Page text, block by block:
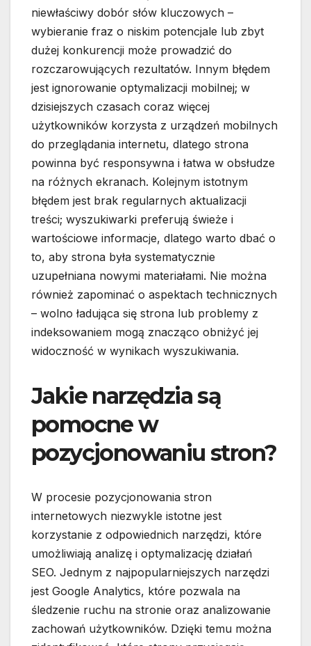
niewłaściwy dobór słów kluczowych –
wybieranie fraz o niskim potencjale lub zbyt
dużej konkurencji może prowadzić do
rozczarowujących rezultatów. Innym błędem
jest ignorowanie optymalizacji mobilnej; w
dzisiejszych czasach coraz więcej
użytkowników korzysta z urządzeń mobilnych
do przeglądania internetu, dlatego strona
powinna być responsywna i łatwa w obsłudze
na różnych ekranach. Kolejnym istotnym
błędem jest brak regularnych aktualizacji
treści; wyszukiwarki preferują świeże i
wartościowe informacje, dlatego warto dbać o
to, aby strona była systematycznie
uzupełniana nowymi materiałami. Nie można
również zapominać o aspektach technicznych
– wolno ładująca się strona lub problemy z
indeksowaniem mogą znacząco obniżyć jej
widoczność w wynikach wyszukiwania.
Jakie narzędzia są
pomocne w
pozycjonowaniu stron?
W procesie pozycjonowania stron
internetowych niezwykle istotne jest
korzystanie z odpowiednich narzędzi, które
umożliwiają analizę i optymalizację działań
SEO. Jednym z najpopularniejszych narzędzi
jest Google Analytics, które pozwala na
śledzenie ruchu na stronie oraz analizowanie
zachowań użytkowników. Dzięki temu można